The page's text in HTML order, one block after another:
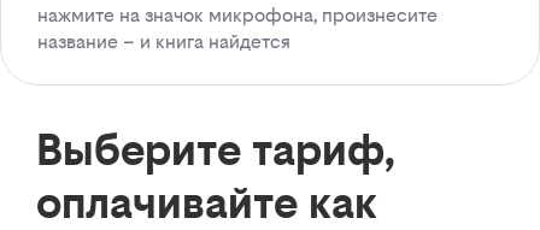
нажмите на значок микрофона, произнесите
название – и книга найдется
Выберите тариф,
оплачивайте как